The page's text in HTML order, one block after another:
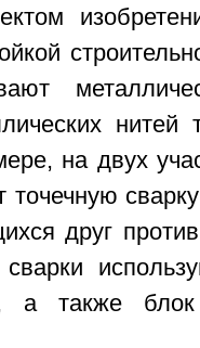
на двух
друг
а также блок